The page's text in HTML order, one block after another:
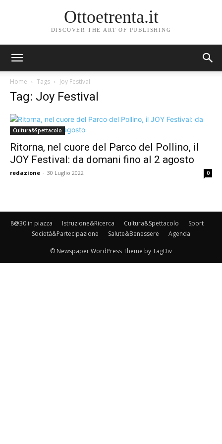
Ottoetrenta.it
DISCOVER THE ART OF PUBLISHING
Home Tags Joy Festival
Tag: Joy Festival
Cultura&Spettacolo
Ritorna, nel cuore del Parco del Pollino, il
JOY Festival: da domani fino al 2 agosto
redazione - 30 Luglio 2022 0
8@30 in piazza Istruzione&Ricerca Cultura&Spettacolo
Sport
Società&Partecipazione
Salute&Benessere Agenda
© Newspaper WordPress Theme by TagDiv